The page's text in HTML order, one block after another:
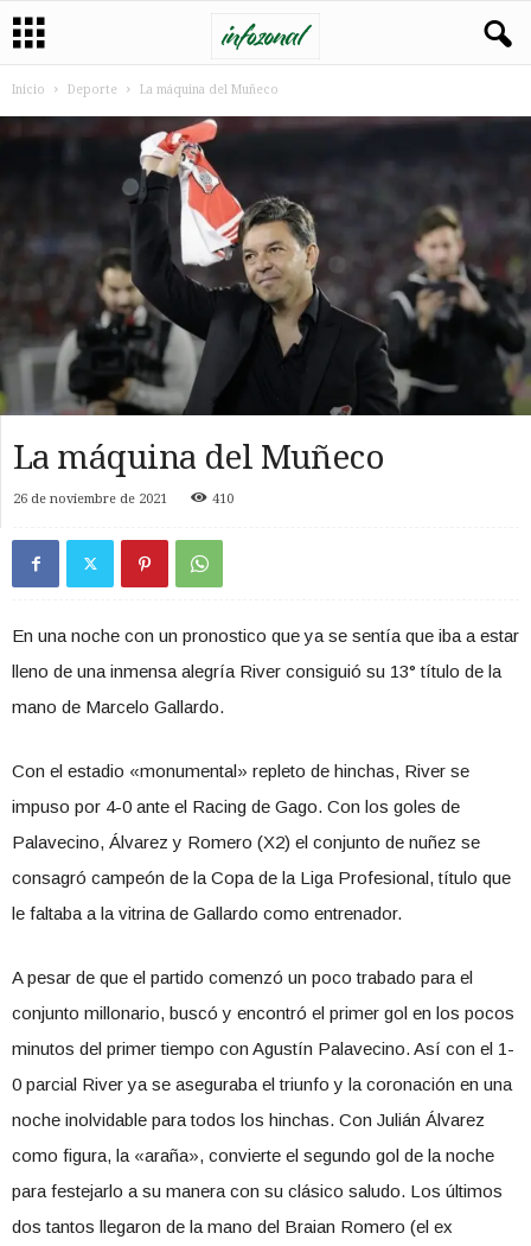
Inicio Deporte La máquina del Muñeco
La máquina del Muñeco
26 de noviembre de 2021 410
En una noche con un pronostico que ya se sentía que iba a estar
lleno de una inmensa alegría River consiguió su 13° título de la
mano de Marcelo Gallardo.
Con el estadio «monumental» repleto de hinchas, River se
impuso por 4-0 ante el Racing de Gago. Con los goles de
Palavecino, Álvarez y Romero (X2) el conjunto de nuñez se
consagró campeón de la Copa de la Liga Profesional, título que
le faltaba a la vitrina de Gallardo como entrenador.
A pesar de que el partido comenzó un poco trabado para el
conjunto millonario, buscó y encontró el primer gol en los pocos
minutos del primer tiempo con Agustín Palavecino. Así con el 1-
0 parcial River ya se aseguraba el triunfo y la coronación en una
noche inolvidable para todos los hinchas. Con Julián Álvarez
como figura, la «araña», convierte el segundo gol de la noche
para festejarlo a su manera con su clásico saludo. Los últimos
dos tantos llegaron de la mano del Braian Romero (el ex